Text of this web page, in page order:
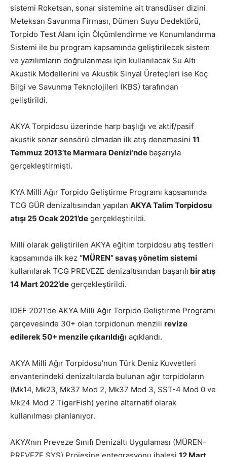
sistemi Roketsan, sonar sistemine ait transdüser dizini
Meteksan Savunma Firması, Dümen Suyu Dedektörü,
Torpido Test Alanı için Ölçümlendirme ve Konumlandırma
Sistemi ile bu program kapsamında geliştirilecek sistem
ve yazılımların doğrulanması için kullanılacak Su Altı
Akustik Modellerini ve Akustik Sinyal Üreteçleri ise Koç
Bilgi ve Savunma Teknolojileri (KBS) tarafından
geliştirildi.
AKYA Torpidosu üzerinde harp başlığı ve aktif/pasif
akustik sonar sensörü olmadan ilk atış denemesini 11
Temmuz 2013’te Marmara Denizi’nde başarıyla
gerçekleştirmişti.
KYA Milli Ağır Torpido Geliştirme Programı kapsamında
TCG GÜR denizaltısından yapılan AKYA Talim Torpidosu
atışı 25 Ocak 2021’de gerçekleştirildi.
Milli olarak geliştirilen AKYA eğitim torpidosu atış testleri
kapsamında ilk kez “MÜREN” savaş yönetim sistemi
kullanılarak TCG PREVEZE denizaltısından başarılı bir atış
14 Mart 2022’de gerçekleştirildi.
IDEF 2021’de AKYA Milli Ağır Torpido Geliştirme Programı
çerçevesinde 30+ olan torpidonun menzili revize
edilerek 50+ menzile çıkarıldığı açıklandı.
AKYA Milli Ağır Torpidosu’nun Türk Deniz Kuvvetleri
envanterindeki denizaltılarda bulunan ağır torpidoların
(Mk14, Mk23, Mk37 Mod 2, Mk37 Mod 3, SST-4 Mod 0 ve
Mk24 Mod 2 TigerFish) yerine alternatif olarak
kullanılması planlanıyor.
AKYA’nın Preveze Sınıfı Denizaltı Uygulaması (MÜREN-